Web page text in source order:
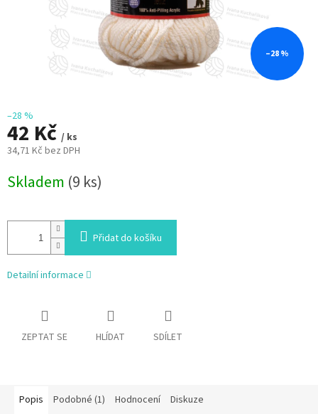
–28 %
–28 %
42 Kč / ks
34,71 Kč bez DPH
cena:
Skladem (9 ks)
Přidat do košíku
Detailní informace
ZEPTAT SE HLÍDAT SDÍLET
Popis Podobné (1) Hodnocení Diskuze